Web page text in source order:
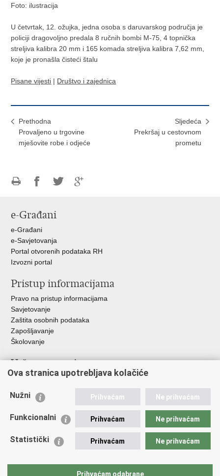
Foto: ilustracija
U četvrtak, 12. ožujka, jedna osoba s daruvarskog područja je
policiji dragovoljno predala 8 ručnih bombi M-75, 4 topnička
streljiva kalibra 20 mm i 165 komada streljiva kalibra 7,62 mm,
koje je pronašla čisteći štalu
Pisane vijesti | Društvo i zajednica
Prethodna
Provaljeno u trgovine
mješovite robe i odjeće
Sljedeća
Prekršaj u cestovnom
prometu
FacebookuTwitteru
e-Građani
e-Građani
e-Savjetovanja
Portal otvorenih podataka RH
Izvozni portal
Pristup informacijama
Pravo na pristup informacijama
Savjetovanje
Zaštita osobnih podataka
Zapošljavanje
Školovanje
Važne poveznice
Ministarstvo unutarnjih poslova
Udruge
Policijska akademija
Zaklada policijske solidarnosti
Vučetić"
Ova stranica upotrebljava kolačiće
Nužni Prihvaćam Ne prihvaćam
Funkcionalni Prihvaćam Ne prihvaćam
Statistički Prihvaćam Ne prihvaćam
Prihvaćam odabrane